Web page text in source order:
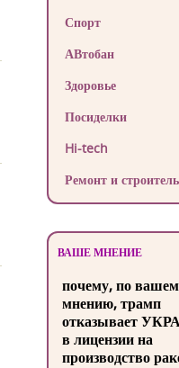
Спорт
АВтобан
Здоровье
Посиделки
Hi-tech
Ремонт и
ВАШЕ МНЕНИЕ
почему, по
мнению, трамп
отказывает
в лицензии на
производство